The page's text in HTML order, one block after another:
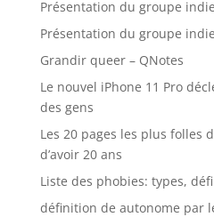
Présentation du groupe
Présentation du groupe
Grandir queer – QNotes
Le nouvel iPhone 11 Pro
des gens
Les 20 pages les plus folles
d’avoir 20 ans
Liste des phobies: types,
définition de autonome par